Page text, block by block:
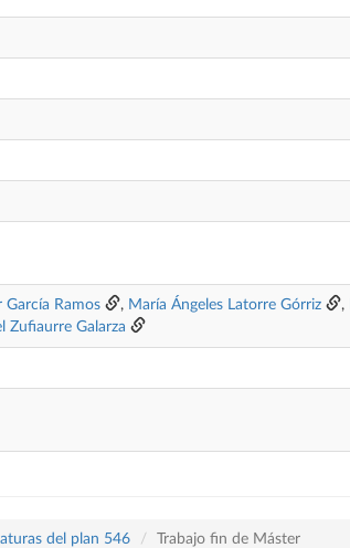
García Ramos , María Ángeles Latorre Górriz ,
Zufiaurre Galarza
del plan 546 Trabajo fin de Máster